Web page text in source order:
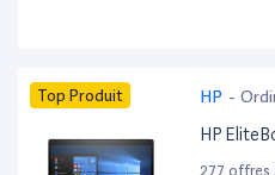
Top Produit HP -
HP
277 offres